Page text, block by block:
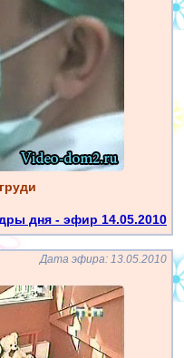
дня - эфир 14.05.2010
Дата эфира: 13.05.2010